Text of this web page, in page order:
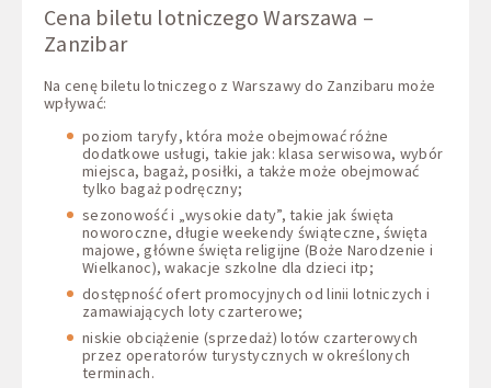
Cena biletu lotniczego Warszawa –
Zanzibar
Na cenę biletu lotniczego z Warszawy do Zanzibaru może
wpływać:
poziom taryfy, która może obejmować różne
dodatkowe usługi, takie jak: klasa serwisowa, wybór
miejsca, bagaż, posiłki, a także może obejmować
tylko bagaż podręczny;
sezonowość i „wysokie daty”, takie jak święta
noworoczne, długie weekendy świąteczne, święta
majowe, główne święta religijne (Boże Narodzenie i
Wielkanoc), wakacje szkolne dla dzieci itp;
dostępność ofert promocyjnych od linii lotniczych i
zamawiających loty czarterowe;
niskie obciążenie (sprzedaż) lotów czarterowych
przez operatorów turystycznych w określonych
terminach.